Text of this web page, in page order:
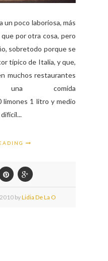
poco laboriosa, más
por otra cosa, pero
sobretodo porque se
típico de Italia, y que,
muchos restaurantes
comida
limones 1 litro y medio
2010 byLidia De La O